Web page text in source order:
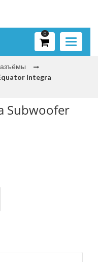
Toggle
0
Integra
Subwoofer